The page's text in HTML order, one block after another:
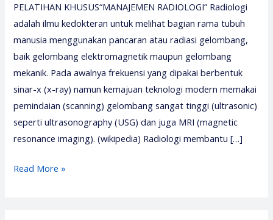
PELATIHAN KHUSUS“MANAJEMEN RADIOLOGI” Radiologi
adalah ilmu kedokteran untuk melihat bagian rama tubuh
manusia menggunakan pancaran atau radiasi gelombang,
baik gelombang elektromagnetik maupun gelombang
mekanik. Pada awalnya frekuensi yang dipakai berbentuk
sinar-x (x-ray) namun kemajuan teknologi modern memakai
pemindaian (scanning) gelombang sangat tinggi (ultrasonic)
seperti ultrasonography (USG) dan juga MRI (magnetic
resonance imaging). (wikipedia) Radiologi membantu […]
Pelatihan
Read More »